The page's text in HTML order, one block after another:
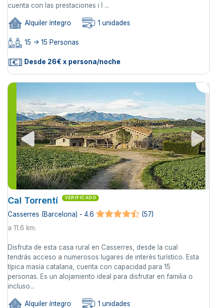
cuenta con las prestaciones i l ...
Alquiler íntegro 1 unidades
15 -> 15 Personas
Desde 26€ x persona/noche
Cal Torrentí VERIFICADO
Casserres (Barcelona) - 4.6
(57)
a 11.6 km.
Disfruta de esta casa rural en Casserres, desde la cual
tendrás acceso a numerosos lugares de interés turístico. Esta
típica masía catalana, cuenta con capacidad para 15
personas. Es un alojamiento ideal para disfrutar en familia o
incluso...
Alquiler íntegro 1 unidades